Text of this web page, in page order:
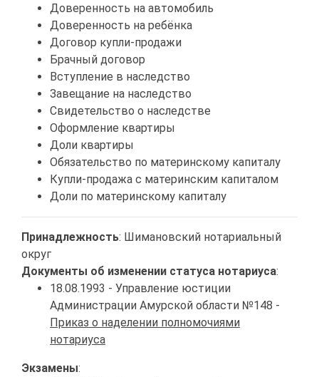
Доверенность на автомобиль
Доверенность на ребёнка
Договор купли-продажи
Брачный договор
Вступление в наследство
Завещание на наследство
Свидетельство о наследстве
Оформление квартиры
Доли квартиры
Обязательство по материнскому капиталу
Купли-продажа с материнским капиталом
Доли по материнскому капиталу
Принадлежность: Шимановский нотариальный
округ
Документы об изменении статуса нотариуса:
18.08.1993 - Управление юстиции
Администрации Амурской области №148 -
Приказ о наделении полномочиями
нотариуса
Экзамены: